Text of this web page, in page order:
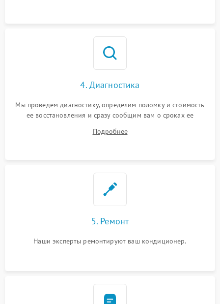
4. Диагностика
Мы проведем диагностику, определим поломку и стоимость
ее восстановления и сразу сообщим вам о сроках ее
Подробнее
5. Ремонт
Наши эксперты ремонтируют ваш кондиционер.